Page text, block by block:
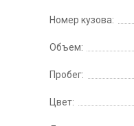
Номер кузова:
Объем:
Пробег:
Цвет: